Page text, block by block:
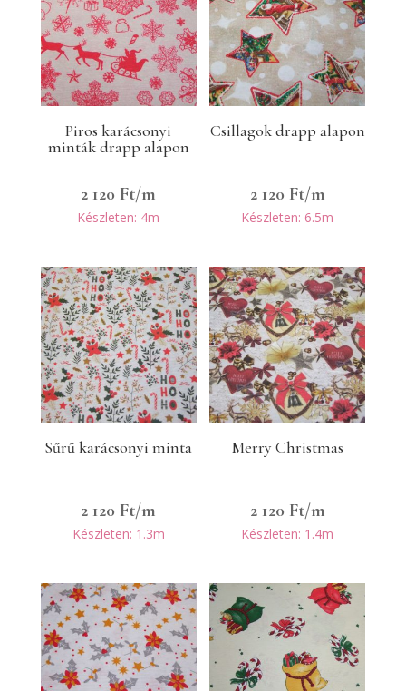
Piros karácsonyi
minták drapp alapon
2 120 Ft/m
Készleten: 4m
Csillagok drapp alapon
2 120 Ft/m
Készleten: 6.5m
Sűrű karácsonyi minta
2 120 Ft/m
Készleten: 1.3m
Merry Christmas
2 120 Ft/m
Készleten: 1.4m